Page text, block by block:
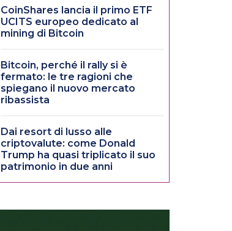
CoinShares lancia il primo ETF
UCITS europeo dedicato al
mining di Bitcoin
Bitcoin, perché il rally si è
fermato: le tre ragioni che
spiegano il nuovo mercato
ribassista
Dai resort di lusso alle
criptovalute: come Donald
Trump ha quasi triplicato il suo
patrimonio in due anni